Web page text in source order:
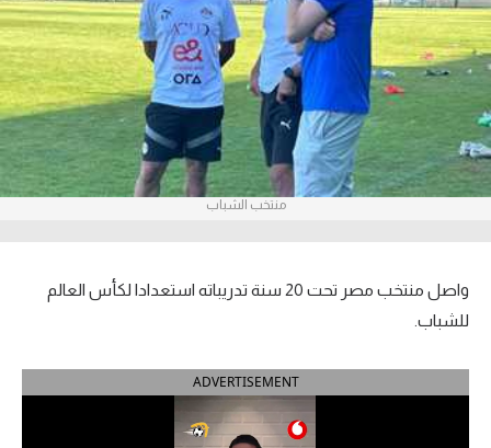
آراء حرة
ركن الألعاب
بطولات
أمريكا 2026
الدوري الإنجليزي الممتاز
منتخب الشباب
واصل منتخب مصر تحت 20 سنة تدريباته استعدادا لكأس العالم
للشباب.
ADVERTISEMENT